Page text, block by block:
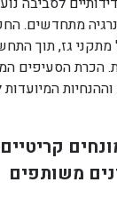
מתחדשים.
גז, תוך
הכרת הסעיפים
קריטיים
משותפים